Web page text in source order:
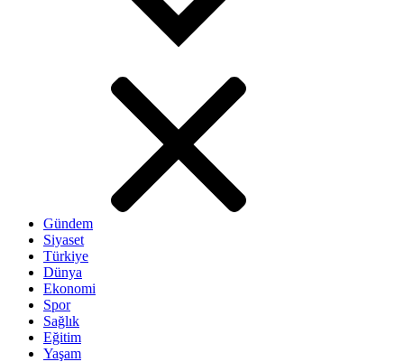
Gündem
Siyaset
Türkiye
Dünya
Ekonomi
Spor
Sağlık
Eğitim
Yaşam